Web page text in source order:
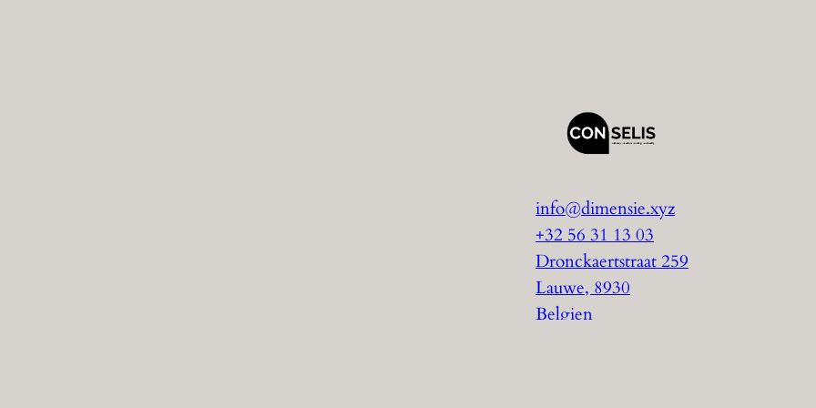
info@dimensie.xyz
+32 56 31 13 03
Dronckaertstraat 259
Lauwe, 8930
Belgien